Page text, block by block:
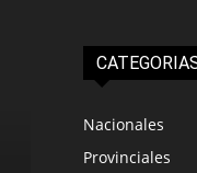
Nacionales
Provinciales